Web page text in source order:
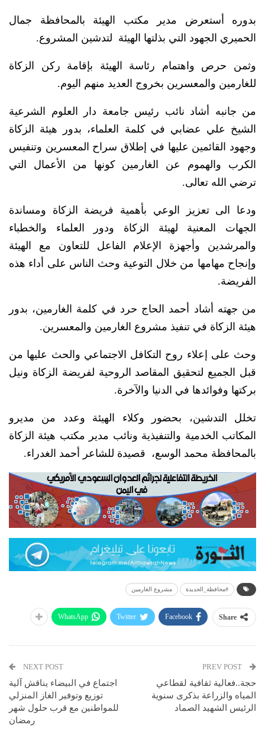
بدوره أستعرض مدير مكتب الهيئة بالمحافظة جمال
الحميري الجهود التي بذلتها الهيئة لتدشين المشروع.
وثمن حرص واهتمام رئاسة الهيئة بإقامة ركن الزكاة
للغارمين والمعسرين بخروج العديد منهم اليوم.
من جانبه أشاد نائب رئيس جامعة دار العلوم الشرعية
الشيخ علي عضابي في كلمة العلماء، بدور هيئة الزكاة
وجهود القائمين عليها في إطلاق سراح المعسرين وتنفيس
الكرب والهموم عن الغارمين كونها من الأعمال التي
ترضي الله تعالى.
ودعا الى تعزيز الوعي بأهمية فريضة الزكاة ومساندة
الجهات المعنية لهيئة الزكاة ودور العلماء والخطباء
والمرشدين وأجهزة الإعلام الفاعل للتعاون مع الهيئة
وإنجاح مهامها من خلال التوعية وحث الناس على أداء هذه
الفريضة.
من جهته أشاد أحمد الحاج حرد في كلمة الغارمين، بدور
هيئة الزكاة في تنفيذ مشروع الغارمين والمعسرين.
وحث على إعلاء روح التكافل الاجتماعي والحث عليها من
قبل الجميع لتحقيق المقاصد الروحية لفريضة الزكاة ونيل
بركتها وفوائدها في الدنيا والآخرة.
تخلل التدشين، بحضور وكلاء الهيئة وعدد من مديرو
المكاتب الخدمية والتنفيذية ونائب مدير مكتب هيئة الزكاة
بالمحافظة محمد الوسع، قصيدة للشاعر أحمد الغدراء.
#محافظة_الحديدة مشروع الغارمين
Share
Facebook
Twitter
WhatsApp
حجة..فعالية ثقافية لقطاعي
المياه والزراعة بذكرى سنوية
الرئيس الشهيد الصماد
NEXT POST
اجتماع في البيضاء يناقش آلية
توزيع وتوفير الغاز المنزلي
للمواطنين مع قرب حلول شهر
رمضان